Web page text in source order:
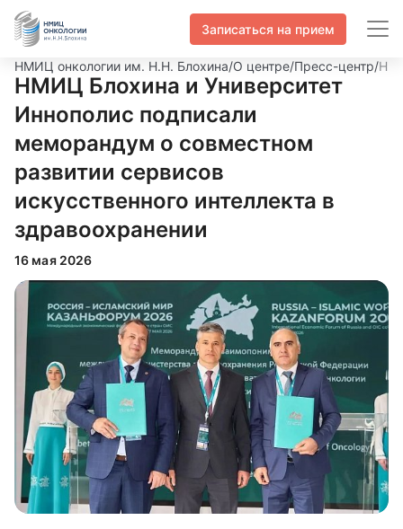
Записаться на прием
НМИЦ онкологии им. Н.Н. Блохина/О центре/Пресс-центр/
НМИЦ Блохина и Университет
Иннополис подписали
меморандум о совместном
развитии сервисов
искусственного интеллекта в
здравоохранении
16 мая 2026